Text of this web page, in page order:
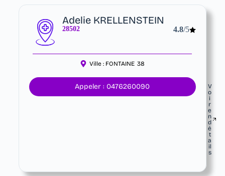
Adelie KRELLENSTEIN
28502 4.8/5
Ville : FONTAINE 38
Appeler : 0476260090
V
o
i
r
e
n
d
é
t
a
il
s